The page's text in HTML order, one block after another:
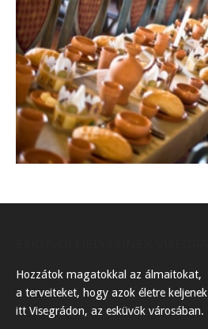
Hozzátok magatokkal az álmaitokat,
a terveiteket, hogy azok életre keljenek
itt Visegrádon, az esküvők városában.